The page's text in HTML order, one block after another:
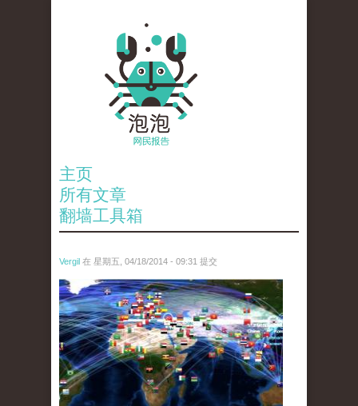
主页
所有文章
翻墙工具箱
Vergil 在 星期五, 04/18/2014 - 09:31 提交
ev.owa7_.jpg